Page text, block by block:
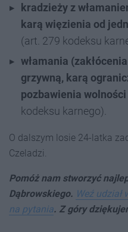
kradzieży z
karą więzienia od
(art. 279 kodeksu
włamania
grzywną, karą
pozbawienia
kodeksu karnego).
O dalszym losie 24-latka
Czeladzi.
Pomóż nam stworzyć
Dąbrowskiego. Weź
na pytania. Z góry